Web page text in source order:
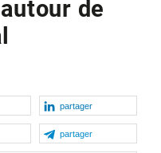
de
partager
partager